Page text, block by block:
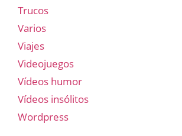
Trucos
Varios
Viajes
Videojuegos
Vídeos humor
Vídeos insólitos
Wordpress